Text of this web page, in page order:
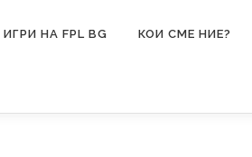
ИГРИ НА FPL BG КОИ СМЕ НИЕ?